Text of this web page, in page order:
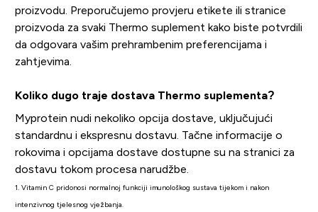
proizvodu. Preporučujemo provjeru etikete ili stranice
proizvoda za svaki Thermo suplement kako biste potvrdili
da odgovara vašim prehrambenim preferencijama i
zahtjevima.
Koliko dugo traje dostava Thermo suplementa?
Myprotein nudi nekoliko opcija dostave, uključujući
standardnu i ekspresnu dostavu. Tačne informacije o
rokovima i opcijama dostave dostupne su na stranici za
dostavu tokom procesa narudžbe.
1. Vitamin C pridonosi normalnoj funkciji imunološkog sustava tijekom i nakon
intenzivnog tjelesnog vježbanja.